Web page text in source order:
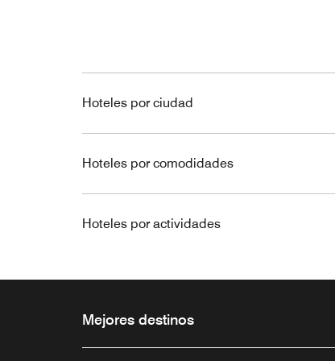
Hoteles por ciudad
Hoteles por comodidades
Hoteles por actividades
Mejores destinos